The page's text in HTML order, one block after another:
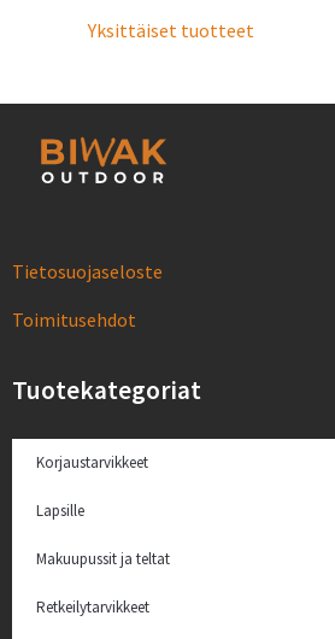
Yksittäiset tuotteet
Tietosuojaseloste
Toimitusehdot
Tuotekategoriat
Korjaustarvikkeet
Lapsille
Makuupussit ja teltat
Retkeilytarvikkeet